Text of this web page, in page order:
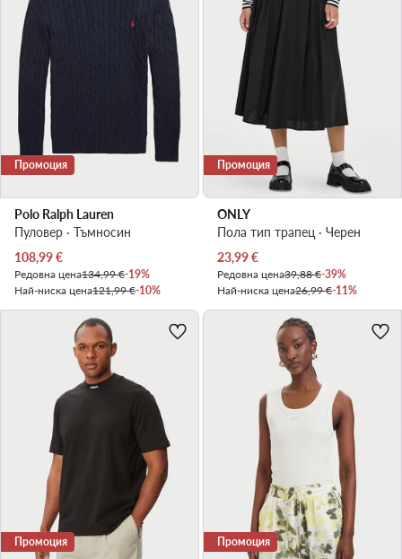
Промоция
Polo Ralph Lauren
Пуловер · Тъмносин
Актуална цена
108,99€
Редовна цена134,99 €-19%
Най-ниска цена121,99 €-10%
Промоция
ONLY
Пола тип трапец · Черен
Актуална цена
23,99€
Редовна цена39,88 €-39%
Най-ниска цена26,99 €-11%
Промоция Промоция